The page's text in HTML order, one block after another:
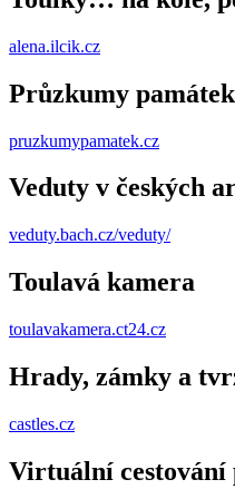
alena.ilcik.cz
Průzkumy památek
pruzkumypamatek.cz
Veduty v českých
veduty.bach.cz/veduty/
Toulavá kamera
toulavakamera.ct24.cz
Hrady, zámky a
castles.cz
Virtuální cestování